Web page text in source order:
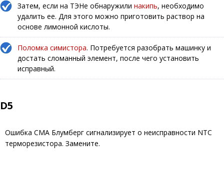
Затем, если на ТЭНе обнаружили накипь, необходимо
удалить ее. Для этого можно приготовить раствор на
основе лимонной кислоты.
Поломка симистора. Потребуется разобрать машинку и
достать сломанный элемент, после чего установить
исправный.
D5
Ошибка СМА Блумберг сигнализирует о неисправности NTC
терморезистора. Замените.